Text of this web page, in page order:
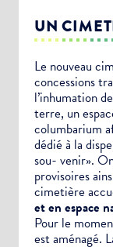
UN
Le nouveau
concessions
l’inhumation
terre, un
columbarium
dédié à la
sou- venir».
provisoires
cimetière
et en espace
Pour le
est aménagé.